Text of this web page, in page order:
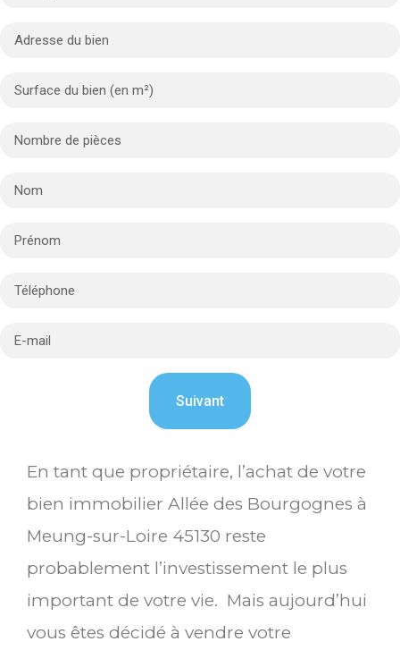
En tant que propriétaire, l’achat de votre
bien immobilier Allée des Bourgognes à
Meung-sur-Loire 45130 reste
probablement l’investissement le plus
important de votre vie. Mais aujourd’hui
vous êtes décidé à vendre votre